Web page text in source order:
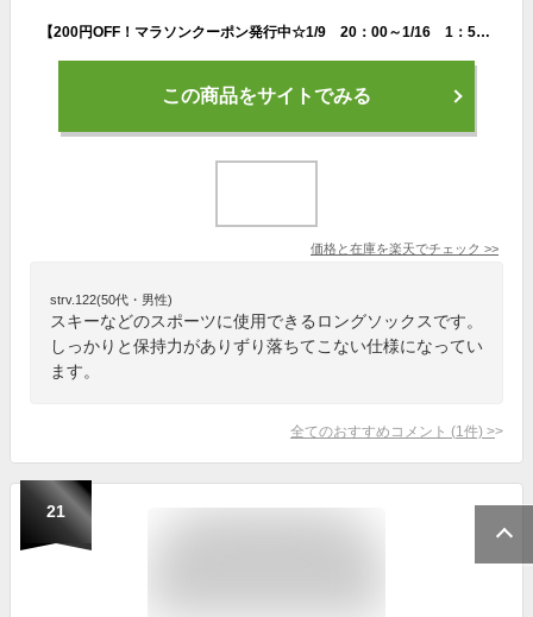
【200円OFF！マラソンクーポン発行中☆1/9 20：00～1/16 1：59迄】靴下 大人用 ソックス head ヘッド スキー スノーボード ウィンタースポーツ トレッキング キャンプ アウトドア パイル生地 クッション スノーソックス【HDS-22】
この商品をサイトでみる
価格と在庫を楽天でチェック >>
strv.122(50代・男性)
スキーなどのスポーツに使用できるロングソックスです。
しっかりと保持力がありずり落ちてこない仕様になってい
ます。
全てのおすすめコメント (1 件) >
21